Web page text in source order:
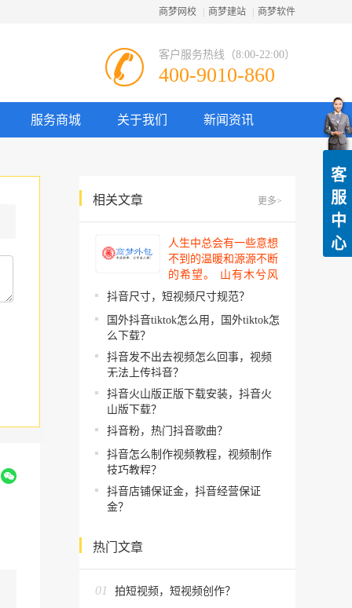
商梦网校 商梦建站 商梦软件
客户服务热线（8:00-22:00）
400-9010-860
服务商城 关于我们 新闻资讯
相关文章 更多>
人生中总会有一些意想
不到的温暖和源源不断
的希望。 山有木兮风
吹过，你的心思我都明
你。 你建起…
抖音尺寸，短视频尺寸规范？
国外抖音tiktok怎么用，国外tiktok怎
么下载？
抖音发不出去视频怎么回事，视频
无法上传抖音？
抖音火山版正版下载安装，抖音火
山版下载？
抖音粉，热门抖音歌曲？
抖音怎么制作视频教程，视频制作
技巧教程？
抖音店铺保证金，抖音经营保证
金？
热门文章
01 拍短视频，短视频创作？
客
服
中
心